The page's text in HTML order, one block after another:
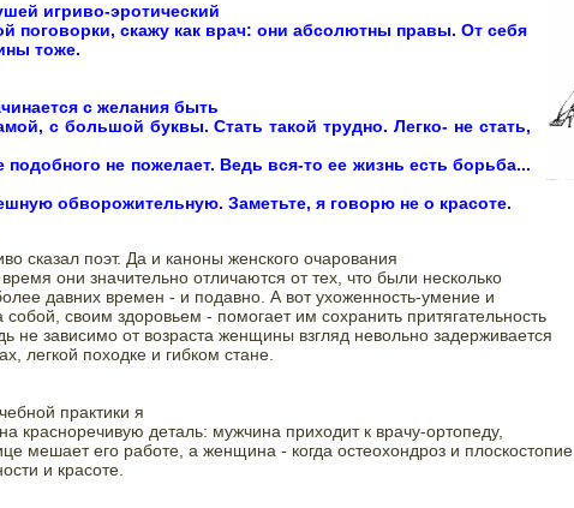
игриво-эротический
поговорки, скажу как врач: они абсолютны правы. От себя
тоже.
с желания быть
с большой буквы. Стать такой трудно. Легко- не стать,
подобного не пожелает. Beдь вся-то ее жизнь есть борьба...
обворожительную. Заметьте, я говорю не о красоте.
сказал поэт. Да и каноны женского очарования
они значительно отличаются от тех, что были несколько
давних времен - и подавно. А вот ухоженность-умение и
собой, своим здоровьем - помогает им сохранить притягательность
не зависимо от возраста женщины взгляд невольно задерживается
легкой походке и гибком стане.
практики я
красноречивую деталь: мужчина приходит к врачу-ортопеду,
мешает его работе, а женщина - когда остеохондроз и плоскостопие
и красоте.